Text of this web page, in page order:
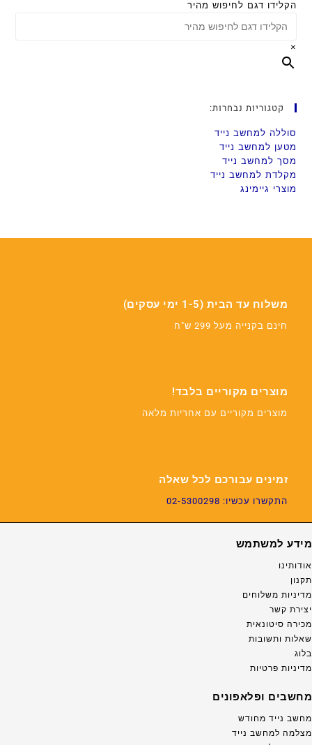
הקלידו דגם לחיפוש מהיר
×
קטגוריות נבחרות:
סוללה למחשב נייד
מטען למחשב נייד
מסך למחשב נייד
מקלדת למחשב נייד
מוצרי גיימינג
משלוח עד הבית (1-5 ימי עסקים)
חינם בקנייה מעל 299 ש"ח
מוצרים מקוריים בלבד!
מוצרים מקוריים עם אחריות מלאה
זמינים עבורכם לכל שאלה
התקשרו עכשיו: 02-5300298
מידע למשתמש
אודותינו
תקנון
מדיניות משלוחים
יצירת קשר
מכירה סיטונאית
שאלות ותשובות
בלוג
מדיניות פרטיות
מחשבים ופלאפונים
מחשב נייד מחודש
מצלמה למחשב נייד